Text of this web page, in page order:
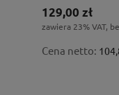
129,00 zł
zawiera 23% VAT,
Cena netto: